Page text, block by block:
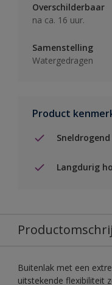
Overschilderbaar
na ca. 16 uur.
Samenstelling
Watergedragen
Product
Sneldrogend
Langdurig
Buitenlak met een
uitstekende flexibiliteit